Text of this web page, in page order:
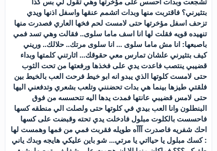
بتثيرني؟ فاقتربت منها وبدات اتشمم عنقها واسفل اذنها ويدي
تزحف اسفل مؤخرتها حتى لامست لحم فخها العاري فصدرت منها
تنهيده قويه فقلت لها انا اسف ماما سلوى.. فقالت وهي تسد فمي
باصبعها: انا مش ماما سلوى ... انا سلوى مرتك.. حلالك.. وريني
كيف بتثيرني علشان تمارس معي حقوقك... اثارتني كلمتها وبداء
قضيبي ينتصب فاعدت يدي على فخذها ورفعتها من تحت الثوب
حتى لامست كلوتها الذي يبدو انه ابو خيط فرحت العب بالخيط بين
فلقتي طيزها بينما هي بدات تحضنني وتلعب بشعري وتدفعني اليها
حتى لامس قضيبي عانتها فمدت يدها اليه تتحسسه من فوق
البنطلون وانا العب بيدي في كلوتها حتى ولصلت الي منطقه كسها
فاحسست بالكلوت مبلول فادخلت يدي تحته وقبضت على كسها
احك شفريه فاصدرت آآآه طويله فقربت فمي من فمها وهمست لها
: كسك مبلول يا حيااتي يا مرتي... شو باين عليكي هايجه وبدك ياني